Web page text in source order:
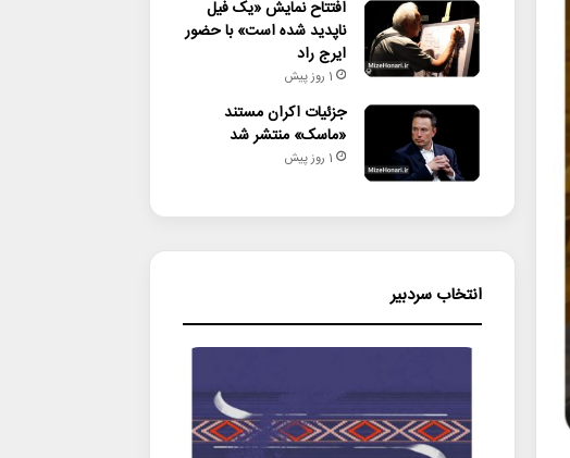
افتتاح نمایش «یک فیل
ناپدید شده است» با حضور
ایرج راد
1 روز پیش
جزئیات اکران مستند
«ماسک» منتشر شد
1 روز پیش
انتخاب سردبیر